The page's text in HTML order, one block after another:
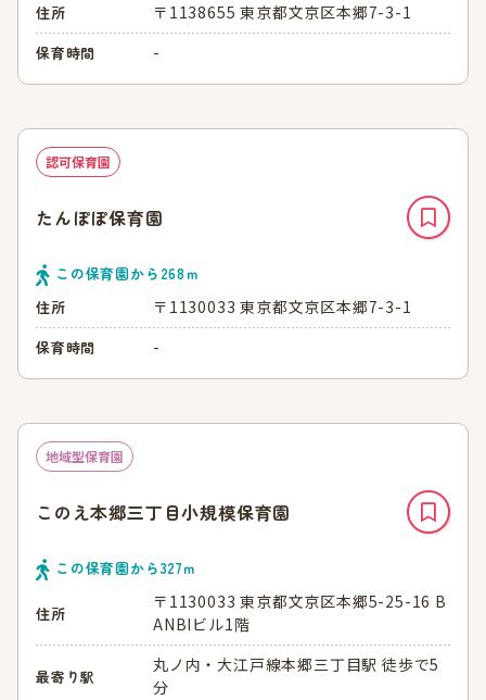
住所
〒1138655 東京都文京区本郷7-3-1
保育時間 -
認可保育園
たんぽぽ保育園
この保育園から 268ｍ
住所
〒1130033 東京都文京区本郷7-3-1
保育時間 -
地域型保育園
このえ本郷三丁目小規模保育園
この保育園から327ｍ
住所
〒1130033 東京都文京区本郷5-25-16 B
ANBIビル1階
最寄り駅
丸ノ内・大江戸線本郷三丁目駅 徒歩で5
分